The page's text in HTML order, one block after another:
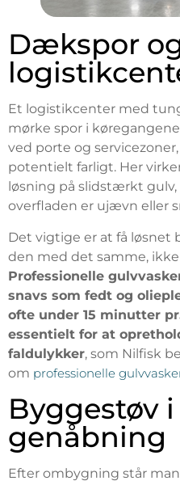
Dækspor
Et logistikcenter med
mørke spor i
ved porte og
potentielt farligt. Her
løsning på slidstærkt
overfladen er ujævn eller
Det vigtige er at få
den med det samme,
Professionelle
snavs som fedt og
ofte under 15 minutter
essentielt for at
faldulykker, som Nilfisk
om professionelle
Byggestøv
genåbning
Efter ombygning står